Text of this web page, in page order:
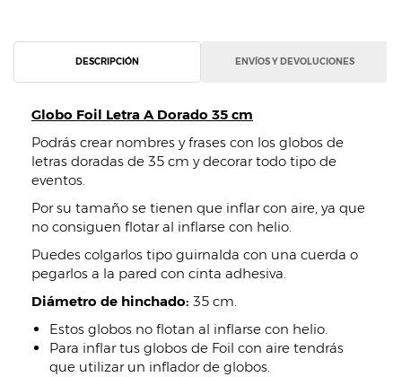
DESCRIPCIÓN ENVÍOS Y DEVOLUCIONES
Globo Foil Letra A Dorado 35 cm
Podrás crear nombres y frases con los globos de
letras doradas de 35 cm y decorar todo tipo de
eventos.
Por su tamaño se tienen que inflar con aire, ya que
no consiguen flotar al inflarse con helio.
Puedes colgarlos tipo guirnalda con una cuerda o
pegarlos a la pared con cinta adhesiva.
Diámetro de hinchado: 35 cm.
Estos globos no flotan al inflarse con helio.
Para inflar tus globos de Foil con aire tendrás
que utilizar un inflador de globos.